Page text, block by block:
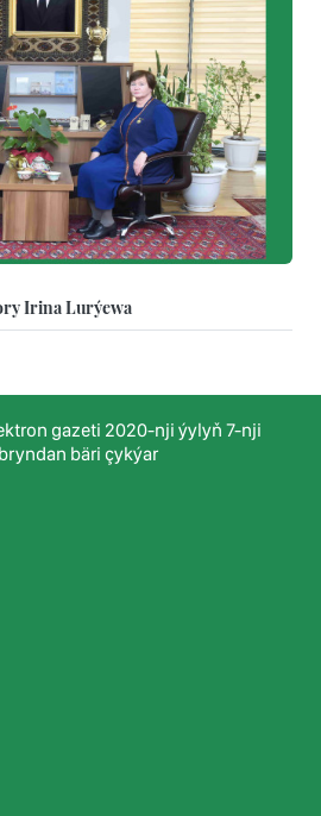
Irina Lurýewa
gazeti 2020-nji ýylyň 7-nji
bäri çykýar